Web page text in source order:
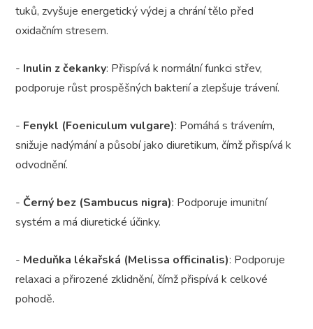
tuků, zvyšuje energetický výdej a chrání tělo před
oxidačním stresem.
- Inulin z čekanky: Přispívá k normální funkci střev,
podporuje růst prospěšných bakterií a zlepšuje trávení.
- Fenykl (Foeniculum vulgare): Pomáhá s trávením,
snižuje nadýmání a působí jako diuretikum, čímž přispívá k
odvodnění.
- Černý bez (Sambucus nigra): Podporuje imunitní
systém a má diuretické účinky.
- Meduňka lékařská (Melissa officinalis): Podporuje
relaxaci a přirozené zklidnění, čímž přispívá k celkové
pohodě.